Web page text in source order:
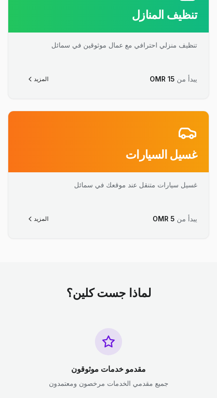
تنظيف المنازل
تنظيف منزلي احترافي مع عمال موثوقين في سمائل
يبدأ من OMR 15 المزيد
غسيل السيارات
غسيل سيارات متنقل عند موقعك في سمائل
يبدأ من OMR 5 المزيد
لماذا جست كلين؟
مقدمو خدمات موثوقون
جميع مقدمي الخدمات مرخصون ومعتمدون